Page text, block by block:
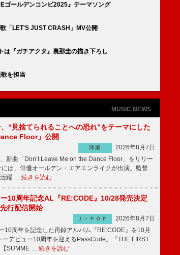
ールデンコンビ2025』テーマソング
「LET'S JUST CRASH」MV公開
『ガチアクタ』裏那圭の描き下ろし
を担当
MUSIC NEWS
“見捨てられることへの恐れ”をテーマにした
Floor」公開
洋楽
2026年8月7日
新曲「Don’t Leave Me on the Dance Floor」をリリー
は、俳優オールデン・エアエンライクが出演。監督
活躍 … 続きを読む
10周年記念AL『RE:CODE』10/28発売決定
行配信開始
Ｊ－ＰＯＰ
2026年8月7日
周年を記念した再録アルバム『RE:CODE』を10月
デビュー10周年を迎えるPassCode。『THE FIRST
【SUMME … 続きを読む